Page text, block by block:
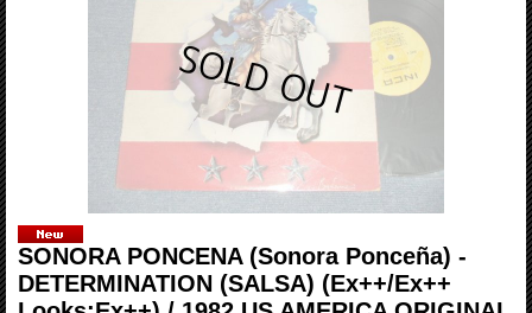
SONORA PONCENA (Sonora Ponceña) -
DETERMINATION (SALSA) (Ex++/Ex++